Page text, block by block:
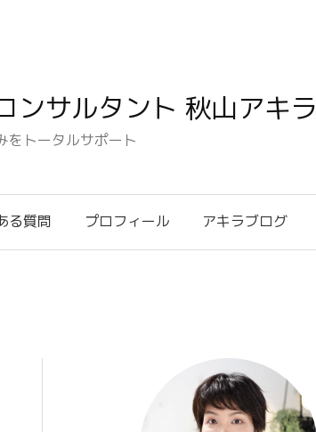
ンサルタント 秋山アキラ
をトータルサポート
る質問 プロフィール アキラブログ